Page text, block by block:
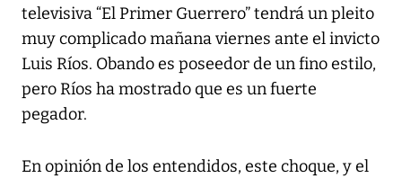
televisiva “El Primer Guerrero” tendrá un pleito
muy complicado mañana viernes ante el invicto
Luis Ríos. Obando es poseedor de un fino estilo,
pero Ríos ha mostrado que es un fuerte
pegador.
En opinión de los entendidos, este choque, y el